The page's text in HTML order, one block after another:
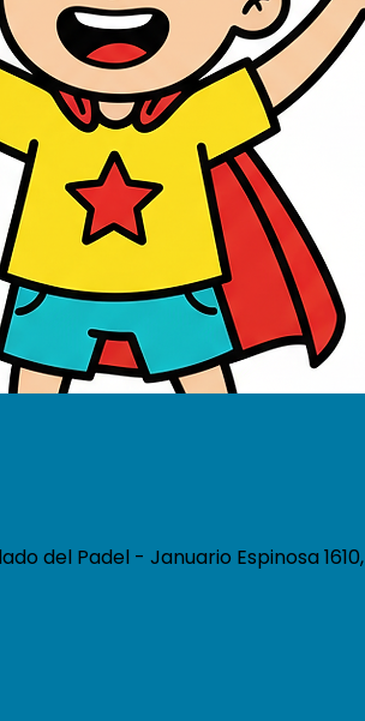
del Padel - Januario Espinosa 1610,